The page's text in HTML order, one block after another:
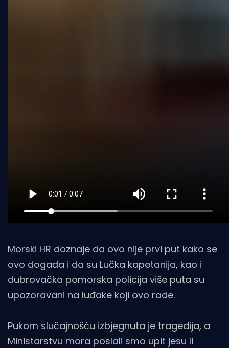
Morski HR doznaje da ovo nije prvi put kako se
ovo događa i da su Lučka kapetanija, kao i
dubrovačka pomorska policija više puta su
upozoravani na luđake koji ovo rade.
Pukom slučajnošću izbjegnuta je tragedija, a
Ministarstvu mora poslali smo upit jesu li